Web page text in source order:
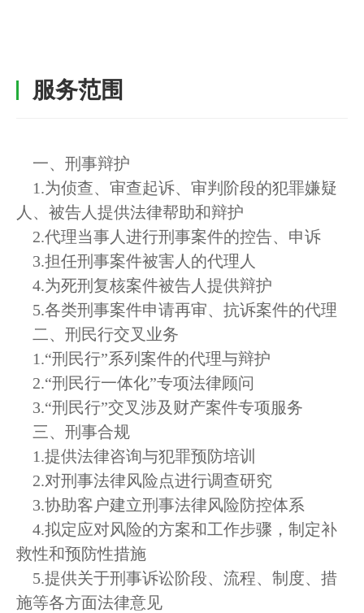
服务范围
一、刑事辩护
1.为侦查、审查起诉、审判阶段的犯罪嫌疑
人、被告人提供法律帮助和辩护
2.代理当事人进行刑事案件的控告、申诉
3.担任刑事案件被害人的代理人
4.为死刑复核案件被告人提供辩护
5.各类刑事案件申请再审、抗诉案件的代理
二、刑民行交叉业务
1.“刑民行”系列案件的代理与辩护
2.“刑民行一体化”专项法律顾问
3.“刑民行”交叉涉及财产案件专项服务
三、刑事合规
1.提供法律咨询与犯罪预防培训
2.对刑事法律风险点进行调查研究
3.协助客户建立刑事法律风险防控体系
4.拟定应对风险的方案和工作步骤，制定补
救性和预防性措施
5.提供关于刑事诉讼阶段、流程、制度、措
施等各方面法律意见